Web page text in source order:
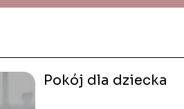
Pokój dla dziecka